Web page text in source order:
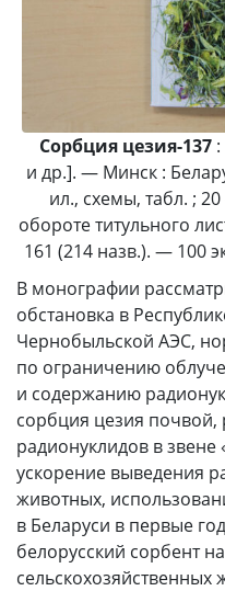
Сорбция цезия-137:
и др.]. — Минск :
ил., схемы, табл. ;
обороте титульного
161 (214 назв.). — 100
В монографии
обстановка в
Чернобыльской АЭС,
по ограничению
и содержанию
сорбция цезия
радионуклидов в
ускорение выведения
животных,
в Беларуси в первые
белорусский сорбент
сельскохозяйственных